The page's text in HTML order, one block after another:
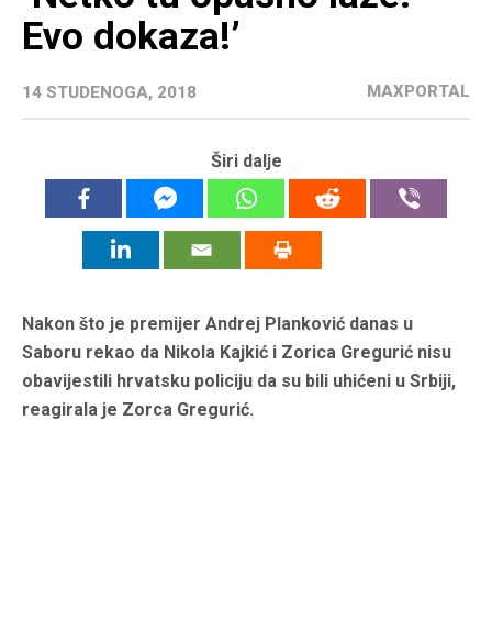
Evo dokaza!’
14 STUDENOGA, 2018 MAXPORTAL
Širi dalje
Nakon što je premijer Andrej Planković danas u
Saboru rekao da Nikola Kajkić i Zorica Gregurić nisu
obavijestili hrvatsku policiju da su bili uhićeni u Srbiji,
reagirala je Zorca Gregurić.